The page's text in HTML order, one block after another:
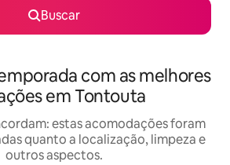
Buscar
com as melhores
em Tontouta
estas acomodações foram
quanto a localização, limpeza e
outros aspectos.